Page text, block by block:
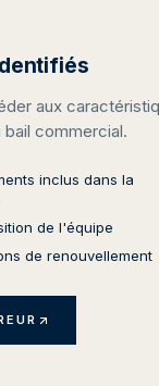
aux
commercial.
inclus dans la
de l'équipe
de renouvellement